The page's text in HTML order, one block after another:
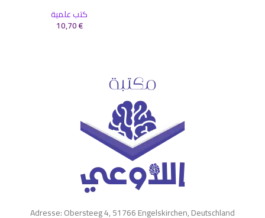
كتب علمية
10,70€
Adresse: Obersteeg 4, 51766 Engelskirchen, Deutschland